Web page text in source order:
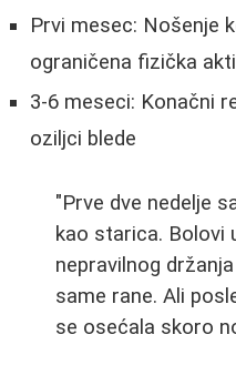
Prvi mesec: Nošenje
ograničena fizička
3-6 meseci: Konačni
oziljci blede
"Prve dve nedelje
kao starica. Bolovi
nepravilnog
same rane. Ali
se osećala skoro